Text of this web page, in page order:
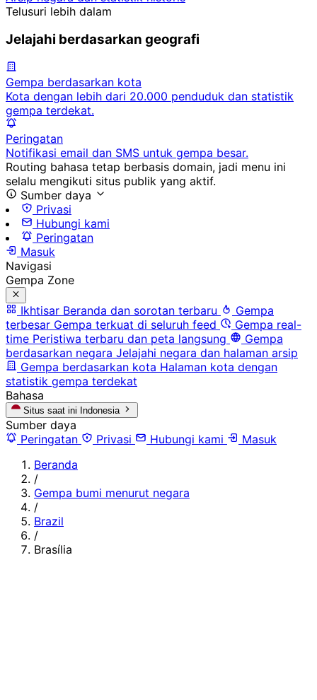
Telusuri lebih dalam
Jelajahi berdasarkan geografi
Gempa berdasarkan kota
Kota dengan lebih dari 20.000 penduduk dan statistik
gempa terdekat.
Peringatan
Notifikasi email dan SMS untuk gempa besar.
Routing bahasa tetap berbasis domain, jadi menu ini
selalu mengikuti situs publik yang aktif.
Sumber daya
Privasi
Hubungi kami
Peringatan
Masuk
Navigasi
Gempa Zone
Ikhtisar Beranda dan sorotan terbaru
Gempa
terbesar Gempa terkuat di seluruh feed
Gempa real-
time Peristiwa terbaru dan peta langsung
Gempa
berdasarkan negara Jelajahi negara dan halaman arsip
Gempa berdasarkan kota Halaman kota dengan
statistik gempa terdekat
Bahasa
Situs saat ini Indonesia
Sumber daya
Peringatan
Privasi Hubungi kami
Masuk
Beranda
/
Gempa bumi menurut negara
/
Brazil
/
Brasília